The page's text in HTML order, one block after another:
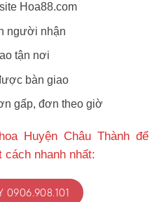
Hoa88.com
người nhận
tận nơi
bàn giao
gấp, đơn theo giờ
Huyện Châu Thành để
nhanh nhất:
0906.908.101